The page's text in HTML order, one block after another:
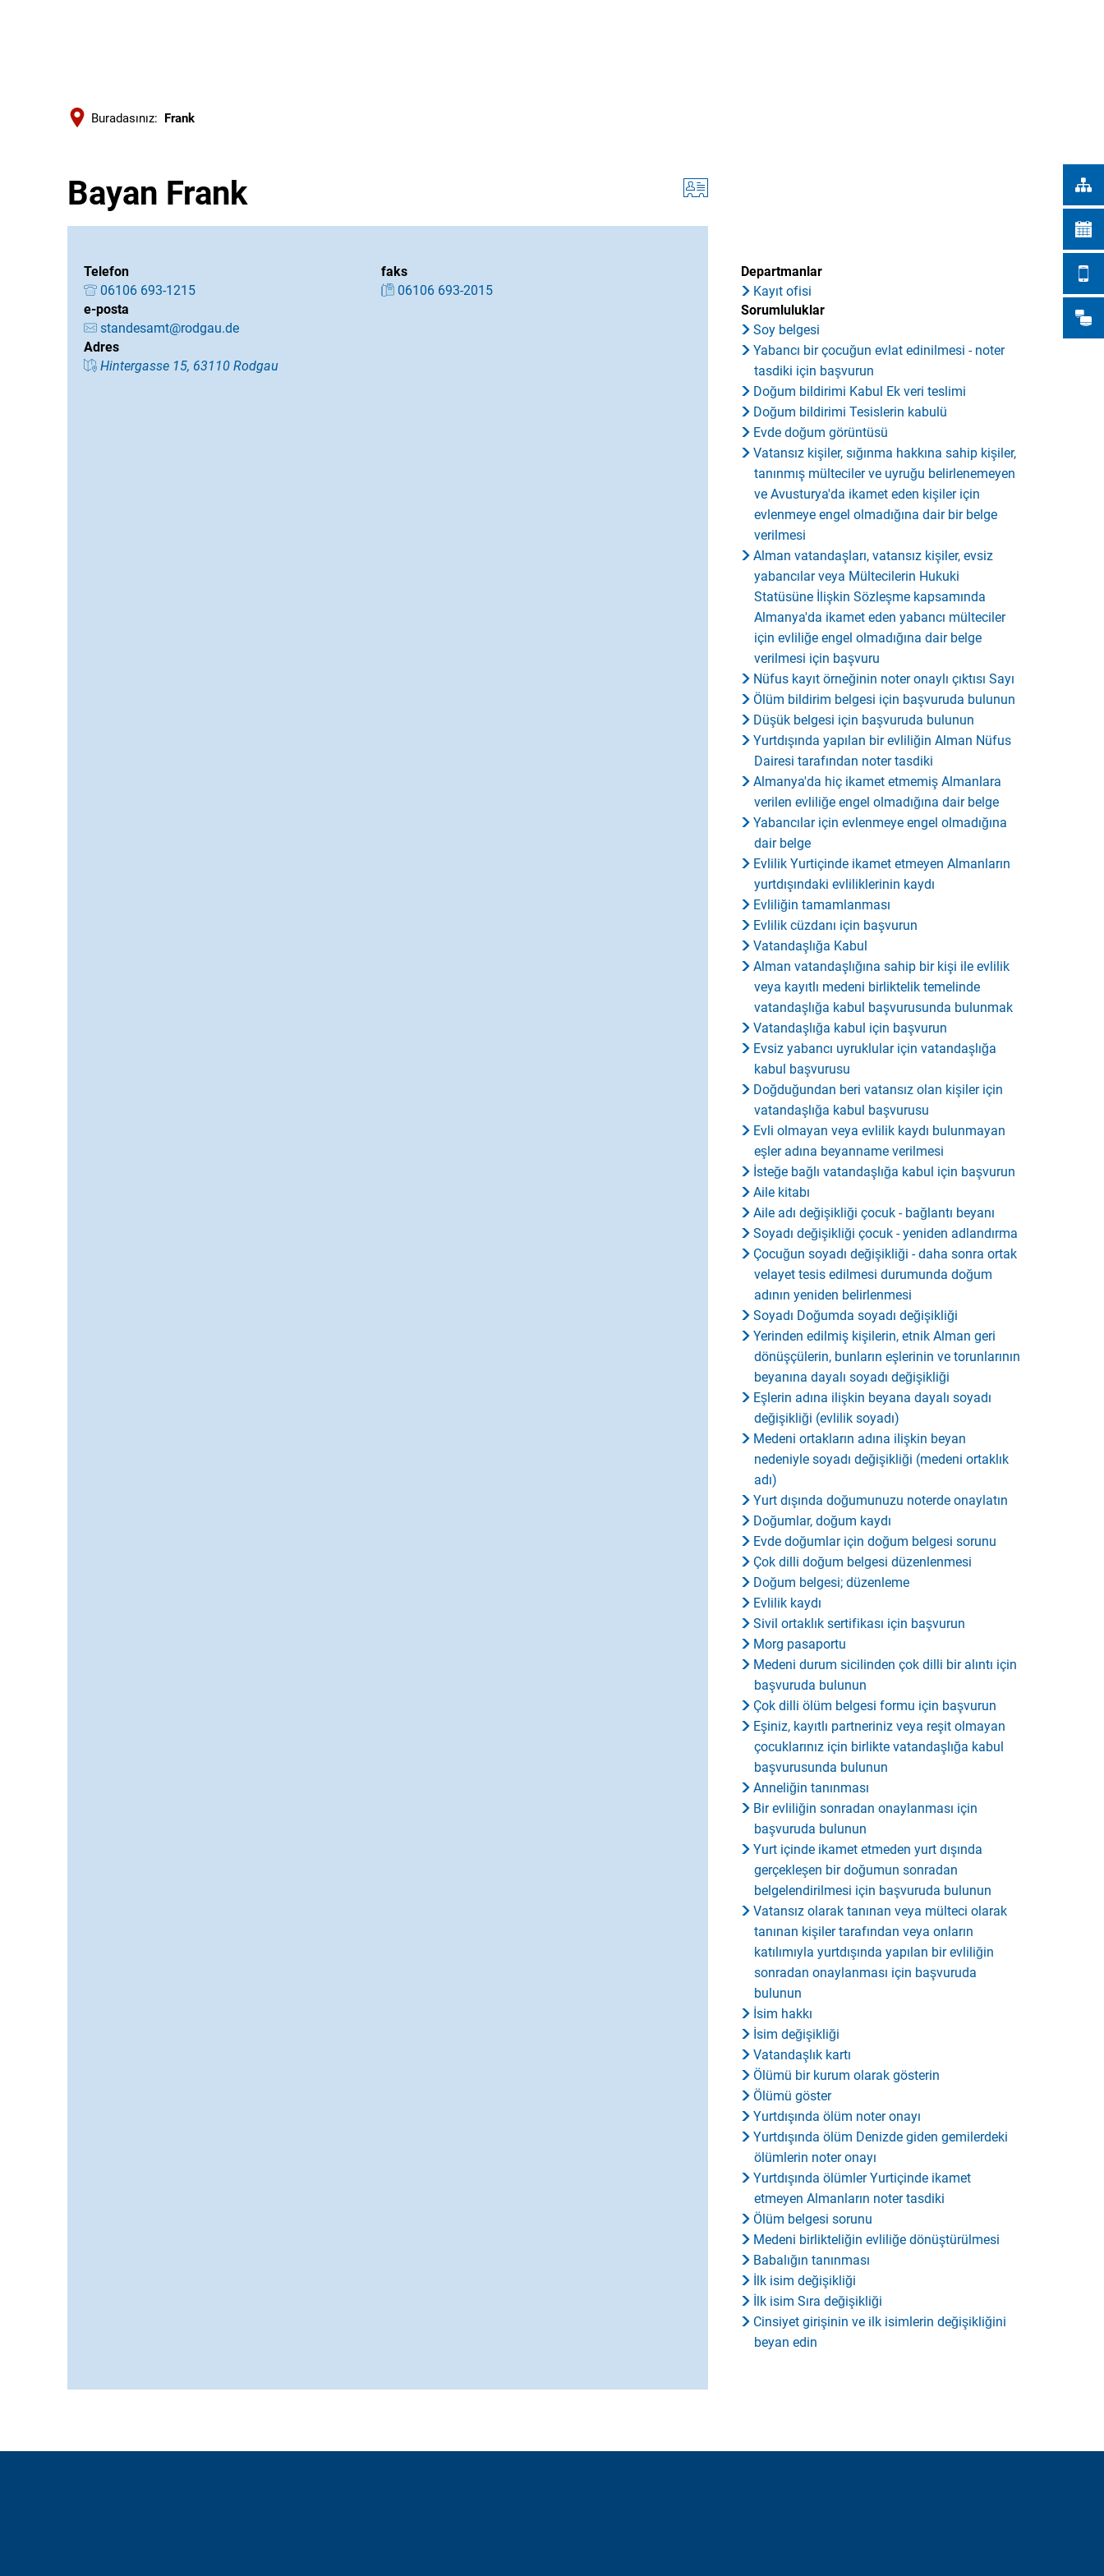
Buradasınız: Frank
Bayan Frank
Telefon
06106 693-1215
faks
06106 693-2015
e-posta
standesamt@rodgau.de
Adres
Hintergasse 15, 63110 Rodgau
Departmanlar
Kayıt ofisi
Sorumluluklar
Soy belgesi
Yabancı bir çocuğun evlat edinilmesi - noter
tasdiki için başvurun
Doğum bildirimi Kabul Ek veri teslimi
Doğum bildirimi Tesislerin kabulü
Evde doğum görüntüsü
Vatansız kişiler, sığınma hakkına sahip kişiler,
tanınmış mülteciler ve uyruğu belirlenemeyen
ve Avusturya'da ikamet eden kişiler için
evlenmeye engel olmadığına dair bir belge
verilmesi
Alman vatandaşları, vatansız kişiler, evsiz
yabancılar veya Mültecilerin Hukuki
Statüsüne İlişkin Sözleşme kapsamında
Almanya'da ikamet eden yabancı mülteciler
için evliliğe engel olmadığına dair belge
verilmesi için başvuru
Nüfus kayıt örneğinin noter onaylı çıktısı Sayı
Ölüm bildirim belgesi için başvuruda bulunun
Düşük belgesi için başvuruda bulunun
Yurtdışında yapılan bir evliliğin Alman Nüfus
Dairesi tarafından noter tasdiki
Almanya'da hiç ikamet etmemiş Almanlara
verilen evliliğe engel olmadığına dair belge
Yabancılar için evlenmeye engel olmadığına
dair belge
Evlilik Yurtiçinde ikamet etmeyen Almanların
yurtdışındaki evliliklerinin kaydı
Evliliğin tamamlanması
Evlilik cüzdanı için başvurun
Vatandaşlığa Kabul
Alman vatandaşlığına sahip bir kişi ile evlilik
veya kayıtlı medeni birliktelik temelinde
vatandaşlığa kabul başvurusunda bulunmak
Vatandaşlığa kabul için başvurun
Evsiz yabancı uyruklular için vatandaşlığa
kabul başvurusu
Doğduğundan beri vatansız olan kişiler için
vatandaşlığa kabul başvurusu
Evli olmayan veya evlilik kaydı bulunmayan
eşler adına beyanname verilmesi
İsteğe bağlı vatandaşlığa kabul için başvurun
Aile kitabı
Aile adı değişikliği çocuk - bağlantı beyanı
Soyadı değişikliği çocuk - yeniden adlandırma
Çocuğun soyadı değişikliği - daha sonra ortak
velayet tesis edilmesi durumunda doğum
adının yeniden belirlenmesi
Soyadı Doğumda soyadı değişikliği
Yerinden edilmiş kişilerin, etnik Alman geri
dönüşçülerin, bunların eşlerinin ve torunlarının
beyanına dayalı soyadı değişikliği
Eşlerin adına ilişkin beyana dayalı soyadı
değişikliği (evlilik soyadı)
Medeni ortakların adına ilişkin beyan
nedeniyle soyadı değişikliği (medeni ortaklık
adı)
Yurt dışında doğumunuzu noterde onaylatın
Doğumlar, doğum kaydı
Evde doğumlar için doğum belgesi sorunu
Çok dilli doğum belgesi düzenlenmesi
Doğum belgesi; düzenleme
Evlilik kaydı
Sivil ortaklık sertifikası için başvurun
Morg pasaportu
Medeni durum sicilinden çok dilli bir alıntı için
başvuruda bulunun
Çok dilli ölüm belgesi formu için başvurun
Eşiniz, kayıtlı partneriniz veya reşit olmayan
çocuklarınız için birlikte vatandaşlığa kabul
başvurusunda bulunun
Anneliğin tanınması
Bir evliliğin sonradan onaylanması için
başvuruda bulunun
Yurt içinde ikamet etmeden yurt dışında
gerçekleşen bir doğumun sonradan
belgelendirilmesi için başvuruda bulunun
Vatansız olarak tanınan veya mülteci olarak
tanınan kişiler tarafından veya onların
katılımıyla yurtdışında yapılan bir evliliğin
sonradan onaylanması için başvuruda
bulunun
İsim hakkı
İsim değişikliği
Vatandaşlık kartı
Ölümü bir kurum olarak gösterin
Ölümü göster
Yurtdışında ölüm noter onayı
Yurtdışında ölüm Denizde giden gemilerdeki
ölümlerin noter onayı
Yurtdışında ölümler Yurtiçinde ikamet
etmeyen Almanların noter tasdiki
Ölüm belgesi sorunu
Medeni birlikteliğin evliliğe dönüştürülmesi
Babalığın tanınması
İlk isim değişikliği
İlk isim Sıra değişikliği
Cinsiyet girişinin ve ilk isimlerin değişikliğini
beyan edin